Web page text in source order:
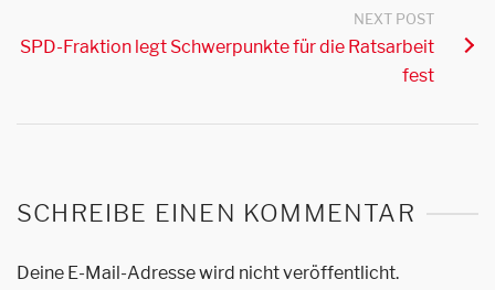
NEXT POST
SPD-Fraktion legt Schwerpunkte für die Ratsarbeit
fest
SCHREIBE EINEN KOMMENTAR
Deine E-Mail-Adresse wird nicht veröffentlicht.